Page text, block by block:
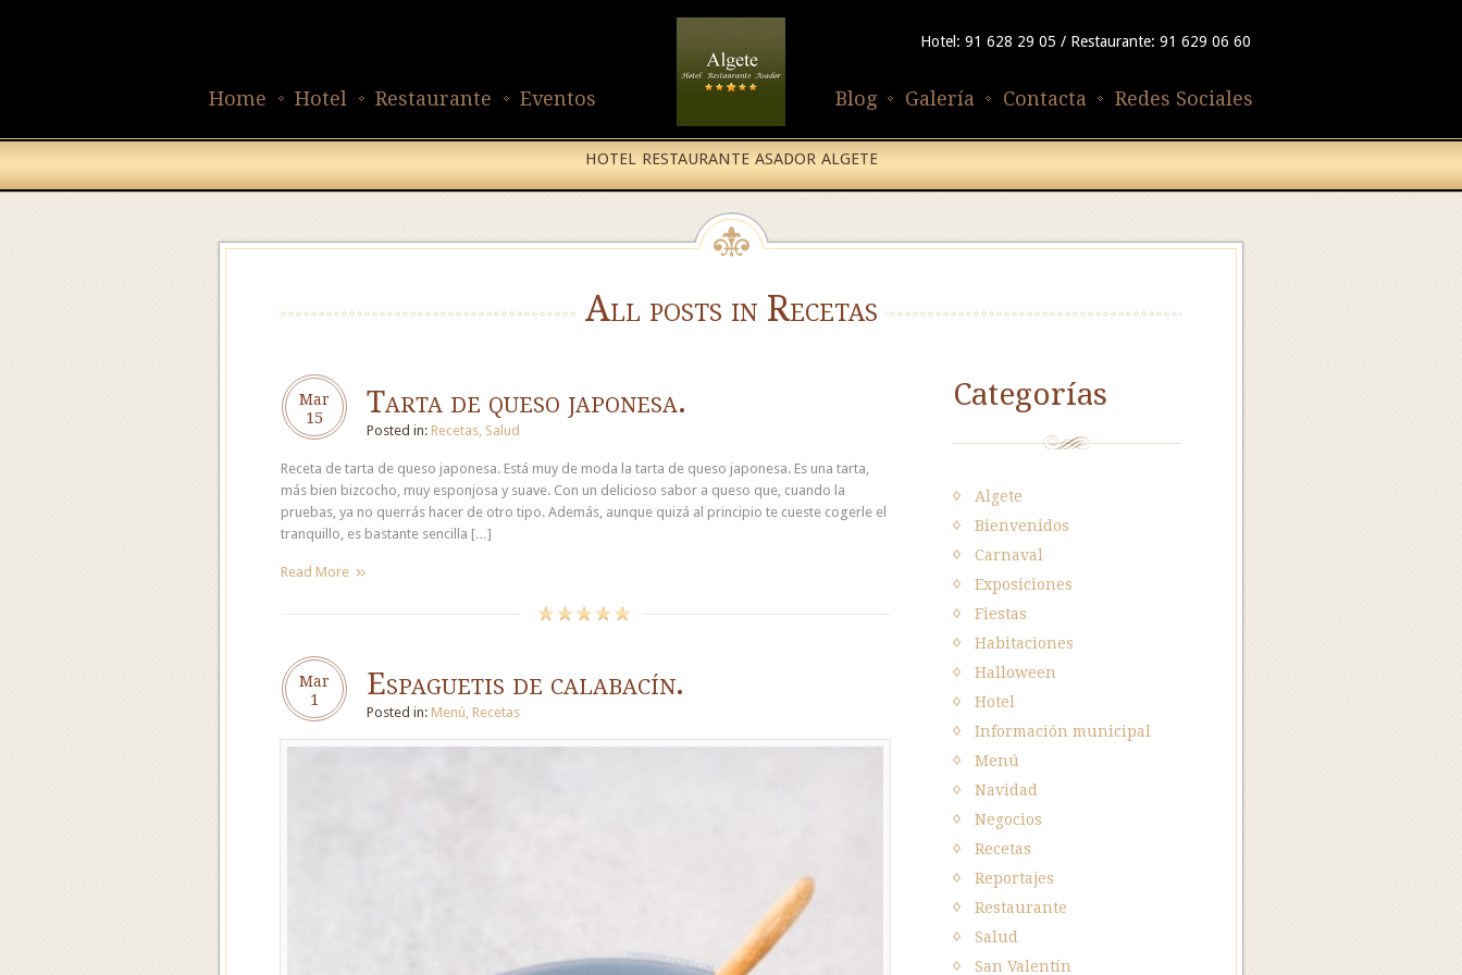
Hotel: 91 628 29 05 / Restaurante: 91 629 06 60
Home Hotel Restaurante Eventos Redes Sociales
Contacta
Galería
Blog
HOTEL RESTAURANTE ASADOR ALGETE
All posts in Recetas
Mar
15 Tarta de queso japonesa.
Posted in: Recetas, Salud
Receta de tarta de queso japonesa. Está muy de moda la tarta de queso japonesa. Es una tarta,
más bien bizcocho, muy esponjosa y suave. Con un delicioso sabor a queso que, cuando la
pruebas, ya no querrás hacer de otro tipo. Además, aunque quizá al principio te cueste cogerle el
tranquillo, es bastante sencilla […]
Read More
Mar
1 Espaguetis de calabacín.
Posted in: Menú, Recetas
Categorías
Algete
Bienvenidos
Carnaval
Exposiciones
Fiestas
Habitaciones
Halloween
Hotel
Información municipal
Menú
Navidad
Negocios
Recetas
Reportajes
Restaurante
Salud
San Valentín